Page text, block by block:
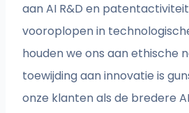
aan AI R&D en
vooroplopen in
houden we ons aan ethische
toewijding aan innovatie is
onze klanten als de bredere